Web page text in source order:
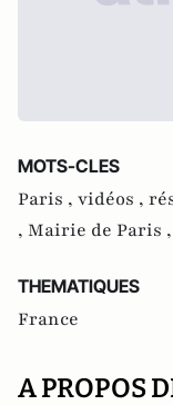
MOTS-CLES
Paris , vidéos ,
, Mairie de Paris ,
THEMATIQUES
France
A PROPOS